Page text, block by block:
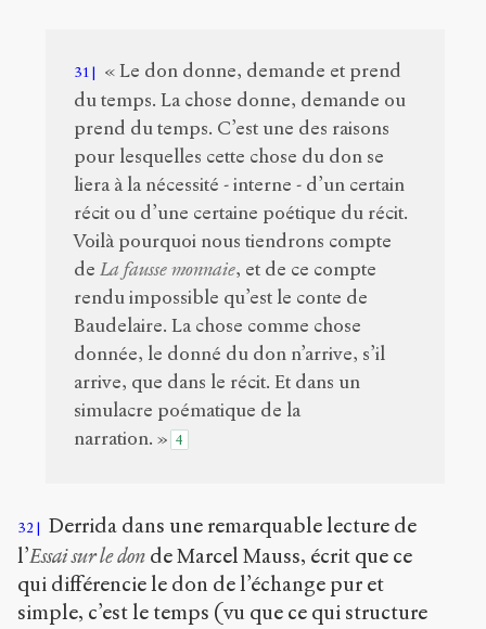
31
« Le don donne, demande et prend
du temps. La chose donne, demande ou
prend du temps. C’est une des raisons
pour lesquelles cette chose du don se
liera à la nécessité - interne - d’un certain
récit ou d’une certaine poétique du récit.
Voilà pourquoi nous tiendrons compte
deLa fausse monnaie, et de ce compte
rendu impossible qu’est le conte de
Baudelaire. La chose comme chose
donnée, le donné du don n’arrive, s’il
arrive, que dans le récit. Et dans un
simulacre poématique de la
narration. » 4
32
Derrida dans une remarquable lecture de
l’Essai sur le don de Marcel Mauss, écrit que ce
qui différencie le don de l’échange pur et
simple, c’est le temps (vu que ce qui structure